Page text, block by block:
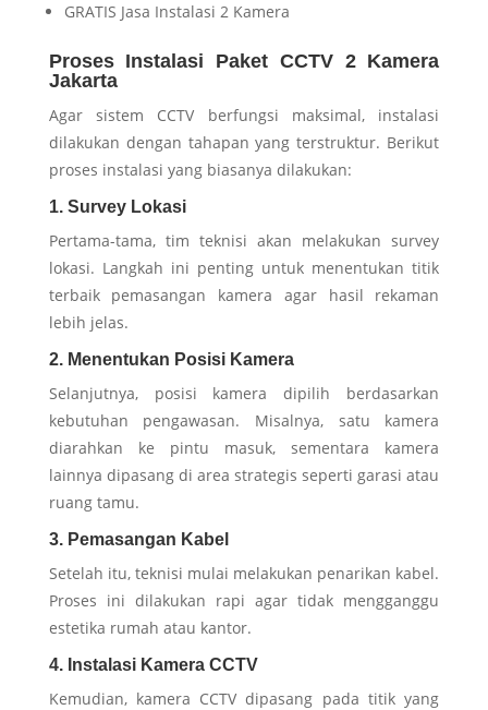
GRATIS Jasa Instalasi 2 Kamera
Proses Instalasi Paket CCTV 2 Kamera
Jakarta
Agar sistem CCTV berfungsi maksimal, instalasi
dilakukan dengan tahapan yang terstruktur. Berikut
proses instalasi yang biasanya dilakukan:
1. Survey Lokasi
Pertama-tama, tim teknisi akan melakukan survey
lokasi. Langkah ini penting untuk menentukan titik
terbaik pemasangan kamera agar hasil rekaman
lebih jelas.
2. Menentukan Posisi Kamera
Selanjutnya, posisi kamera dipilih berdasarkan
kebutuhan pengawasan. Misalnya, satu kamera
diarahkan ke pintu masuk, sementara kamera
lainnya dipasang di area strategis seperti garasi atau
ruang tamu.
3. Pemasangan Kabel
Setelah itu, teknisi mulai melakukan penarikan kabel.
Proses ini dilakukan rapi agar tidak mengganggu
estetika rumah atau kantor.
4. Instalasi Kamera CCTV
Kemudian, kamera CCTV dipasang pada titik yang